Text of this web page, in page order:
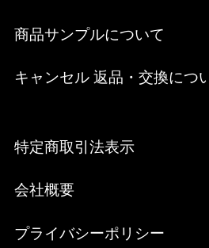
商品サンプルについて
キャンセル 返品・交換につ
特定商取引法表示
会社概要
プライバシーポリシー